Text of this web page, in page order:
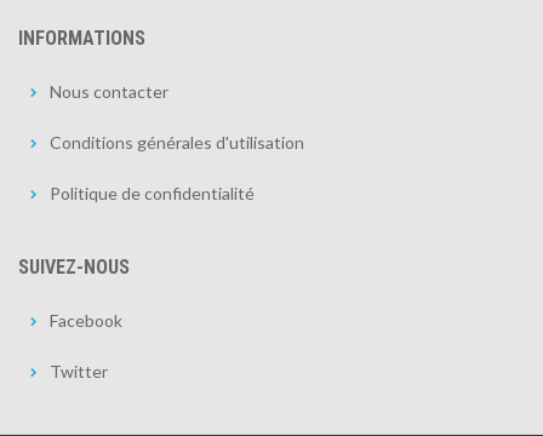
INFORMATIONS
Nous contacter
Conditions générales d'utilisation
Politique de confidentialité
SUIVEZ-NOUS
Facebook
Twitter